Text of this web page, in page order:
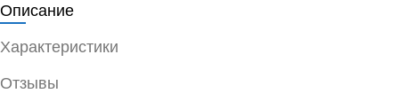
Описание
Характеристики
Отзывы